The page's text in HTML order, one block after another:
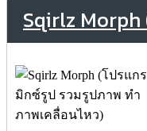
Sqirlz